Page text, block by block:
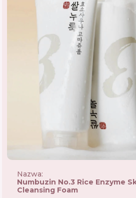
Nazwa:
Numbuzin No.3 Rice Enzyme
Cleansing Foam